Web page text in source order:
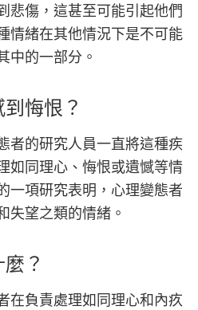
悲傷，這甚至可能引起他們
情緒在其他情況下是不可能
中的一部分。
悔恨？
者的研究人員一直將這種疾
如同理心、悔恨或遺憾等情
一項研究表明，心理變態者
失望之類的情緒。
？
在負責處理如同理心和內疚